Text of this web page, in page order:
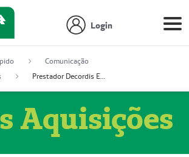
Login
Comunicação
Prestador Decordis Exames Cardiológicos LTDA (51004347-4)
Aquisições